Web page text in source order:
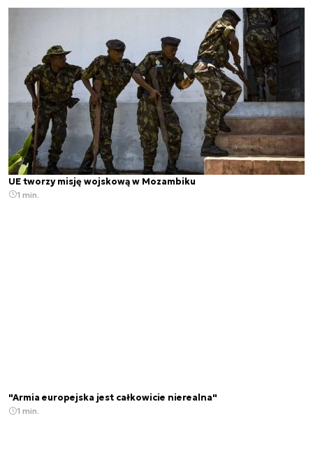
UE tworzy misję wojskową w Mozambiku
1 min.
"Armia europejska jest całkowicie nierealna"
1 min.